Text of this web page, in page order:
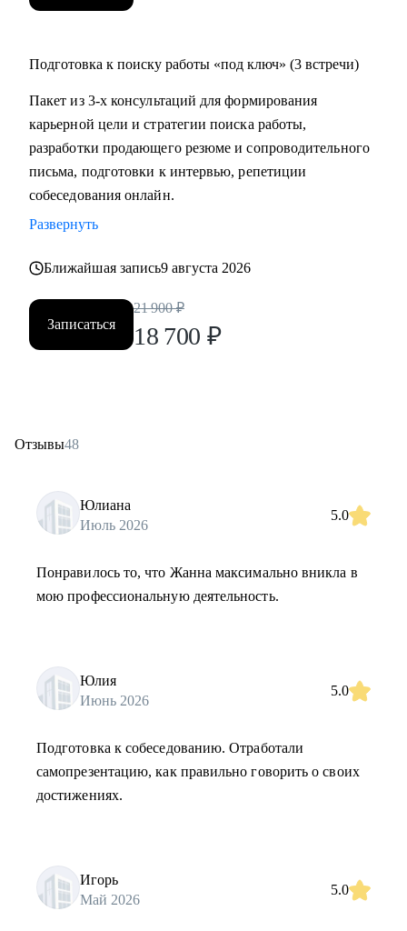
Подготовка к поиску работы «под ключ» (3 встречи)
Пакет из 3-х консультаций для формирования
карьерной цели и стратегии поиска работы,
разработки продающего резюме и сопроводительного
письма, подготовки к интервью, репетиции
собеседования онлайн.
Развернуть
Ближайшая запись9 августа 2026
Записаться
21 900 ₽
18 700 ₽
Отзывы48
Юлиана
Июль 2026
5.0
Понравилось то, что Жанна максимально вникла в
мою профессиональную деятельность.
Юлия
Июнь 2026
5.0
Подготовка к собеседованию. Отработали
самопрезентацию, как правильно говорить о своих
достижениях.
Игорь
Май 2026
5.0